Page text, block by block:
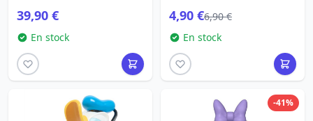
39,90 €
En stock
4,90 €6,90 €
En stock
-41%